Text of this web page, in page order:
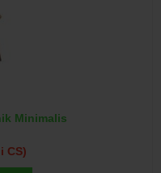
Minimalis
CS)